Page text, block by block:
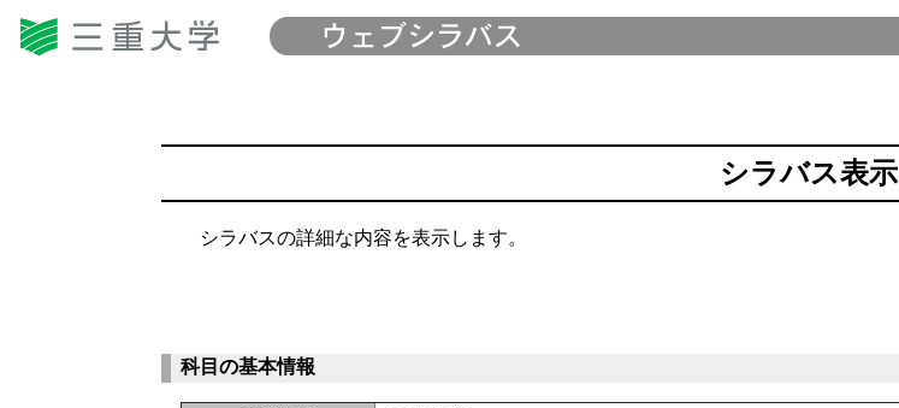
シラバス表示
シラバスの詳細な内容を表示します。
科目の基本情報